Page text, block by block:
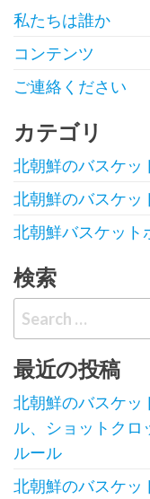
私たちは誰か
コンテンツ
ご連絡ください
カテゴリ
北朝鮮のバスケッ
北朝鮮のバスケッ
北朝鮮バスケット
検索
Search
for:
最近の投稿
北朝鮮のバスケッ
ル、ショットク
ルール
北朝鮮のバスケッ